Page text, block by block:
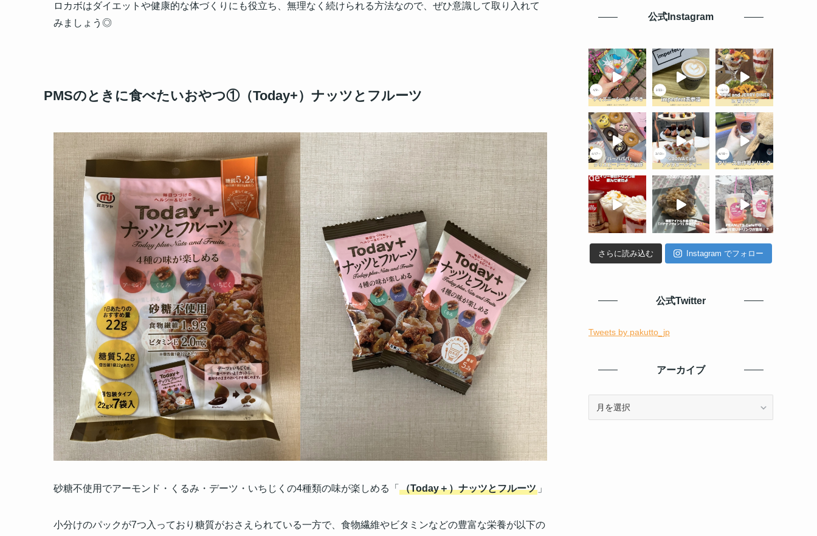
ロカボはダイエットや健康的な体づくりにも役立ち、無理なく続けられる方法なので、ぜひ意識して取り入れて
みましょう◎
PMSのときに食べたいおやつ①（Today+）ナッツとフルーツ
砂糖不使用でアーモンド・くるみ・デーツ・いちじくの4種類の味が楽しめる「 （Today＋）ナッツとフルーツ 」
小分けのパックが7つ入っており糖質がおさえられている一方で、食物繊維やビタミンなどの豊富な栄養が以下の
公式Instagram
さらに読み込む Instagram でフォロー
公式Twitter
Tweets by pakutto_jp
アーカイブ